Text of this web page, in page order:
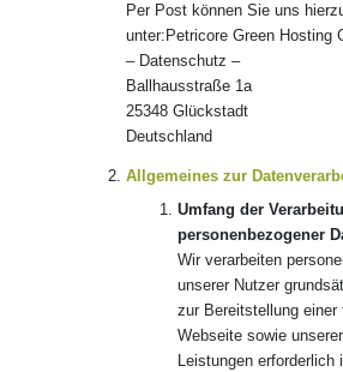
Per Post können Sie uns
unter:Petricore Green Hosting
– Datenschutz –
Ballhausstraße 1a
25348 Glückstadt
Deutschland
Allgemeines zur
Umfang der
personenbezogener
Wir verarbeiten
unserer Nutzer
zur Bereitstellung einer
Webseite sowie
Leistungen erforderlich